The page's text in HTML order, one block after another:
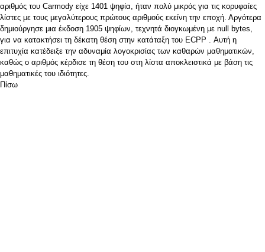
αριθμός του Carmody είχε 1401 ψηφία, ήταν πολύ μικρός για τις κορυφαίες
λίστες με τους μεγαλύτερους πρώτους αριθμούς εκείνη την εποχή. Αργότερα
δημιούργησε μια έκδοση 1905 ψηφίων, τεχνητά διογκωμένη με null bytes,
για να κατακτήσει τη δέκατη θέση στην κατάταξη του ECPP . Αυτή η
επιτυχία κατέδειξε την αδυναμία λογοκρισίας των καθαρών μαθηματικών,
καθώς ο αριθμός κέρδισε τη θέση του στη λίστα αποκλειστικά με βάση τις
μαθηματικές του ιδιότητες.
Πίσω